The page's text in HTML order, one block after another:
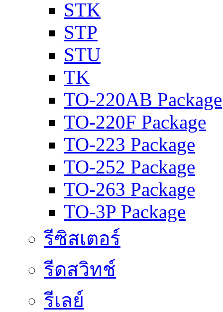
STK
STP
STU
TK
TO-220AB Package
TO-220F Package
TO-223 Package
TO-252 Package
TO-263 Package
TO-3P Package
รีซิสเตอร์
รีดสวิทช์
รีเลย์